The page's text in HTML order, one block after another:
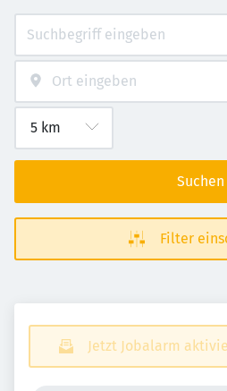
Suchen
Filter
Jetzt Jobalarm